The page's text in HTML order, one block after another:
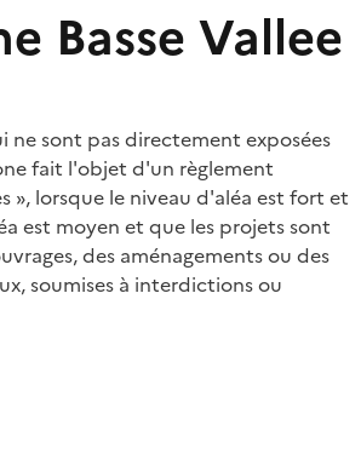
Basse Vallee
ne sont pas directement exposées
fait l'objet d'un règlement
», lorsque le niveau d'aléa est fort et
est moyen et que les projets sont
des aménagements ou des
soumises à interdictions ou